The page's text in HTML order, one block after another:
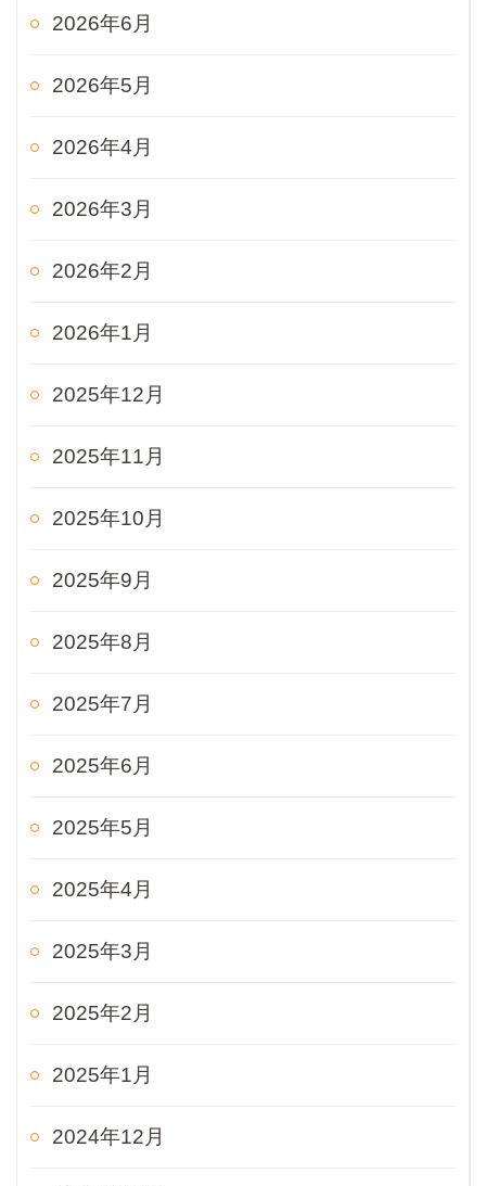
2026年6月
2026年5月
2026年4月
2026年3月
2026年2月
2026年1月
2025年12月
2025年11月
2025年10月
2025年9月
2025年8月
2025年7月
2025年6月
2025年5月
2025年4月
2025年3月
2025年2月
2025年1月
2024年12月